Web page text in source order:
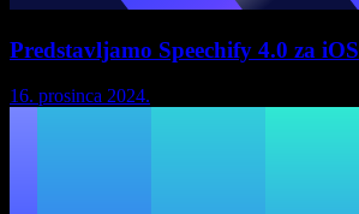
Predstavljamo Speechify 4.0 za iOS
16. prosinca 2024.